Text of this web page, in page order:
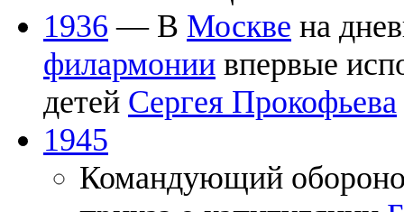
1936 — В Москве на
филармонии впервые
детей Сергея Прокофьева
1945
Командующий